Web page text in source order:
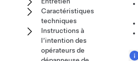
Caractéristiques
techniques
Instructions à
l’intention des
opérateurs de